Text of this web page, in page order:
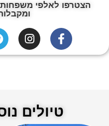
הצטרפו לאלפי
טיולים